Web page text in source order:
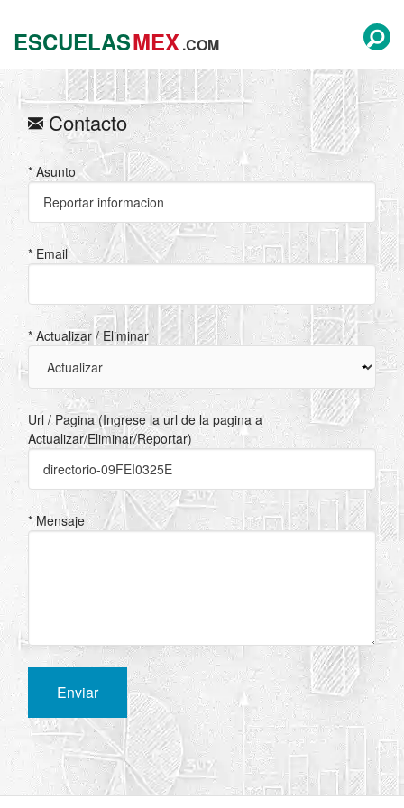
ESCUELASMEX.COM
Contacto
* Asunto
* Email
* Actualizar / Eliminar
Url / Pagina (Ingrese la url de la pagina a
Actualizar/Eliminar/Reportar)
* Mensaje
Enviar